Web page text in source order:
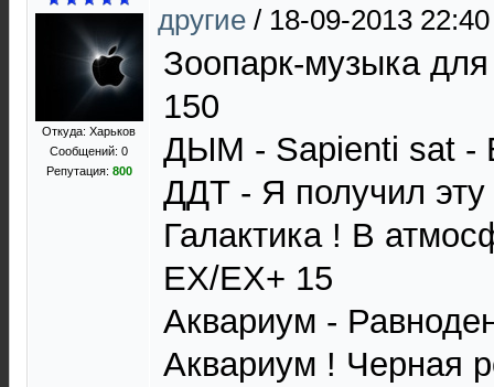
Откуда: Харьков
Сообщений: 0
Репутация: 800
другие / 18-09-2013 22:40
Зоопарк-музыка
150
ДЫМ - Sapienti sat -
ДДТ - Я получил
Галактика ! В
EX/EX+ 15
Аквариум -
Аквариум ! Черная